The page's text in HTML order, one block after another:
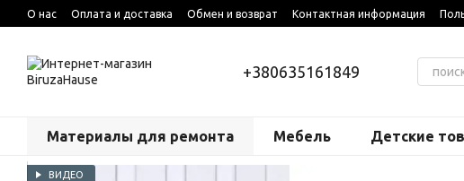
Перейти к основному контенту
О нас Оплата и доставка Обмен и возврат Контактная информация
+380635161849
Материалы для ремонта Мебель Детские
ВИДЕО